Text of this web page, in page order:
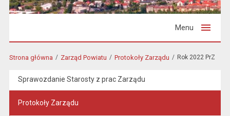
Menu
Strona główna Zarząd Powiatu Protokoły Zarządu Rok 2022 PrZ
Sprawozdanie Starosty z prac Zarządu
Protokoły Zarządu